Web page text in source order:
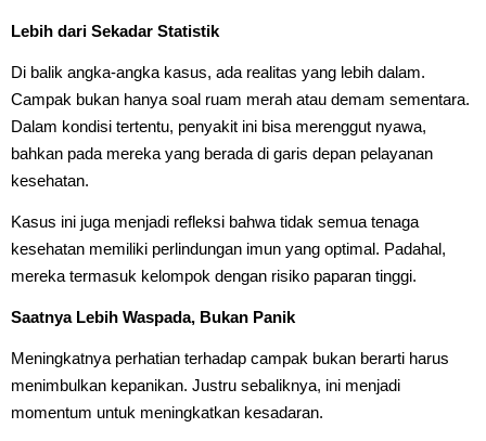
Lebih dari Sekadar Statistik
Di balik angka-angka kasus, ada realitas yang lebih dalam.
Campak bukan hanya soal ruam merah atau demam sementara.
Dalam kondisi tertentu, penyakit ini bisa merenggut nyawa,
bahkan pada mereka yang berada di garis depan pelayanan
kesehatan.
Kasus ini juga menjadi refleksi bahwa tidak semua tenaga
kesehatan memiliki perlindungan imun yang optimal. Padahal,
mereka termasuk kelompok dengan risiko paparan tinggi.
Saatnya Lebih Waspada, Bukan Panik
Meningkatnya perhatian terhadap campak bukan berarti harus
menimbulkan kepanikan. Justru sebaliknya, ini menjadi
momentum untuk meningkatkan kesadaran.